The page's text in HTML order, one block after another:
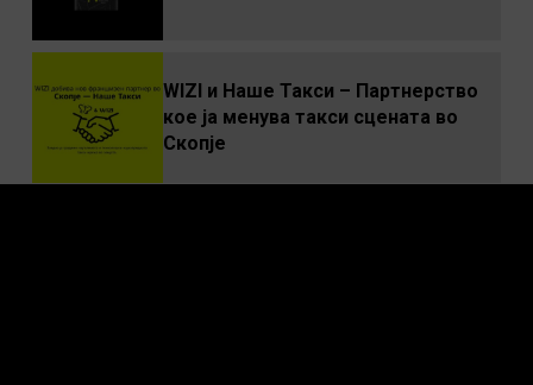
WIZI и Наше Такси – Партнерство
кое ја менува такси сцената во
Скопје